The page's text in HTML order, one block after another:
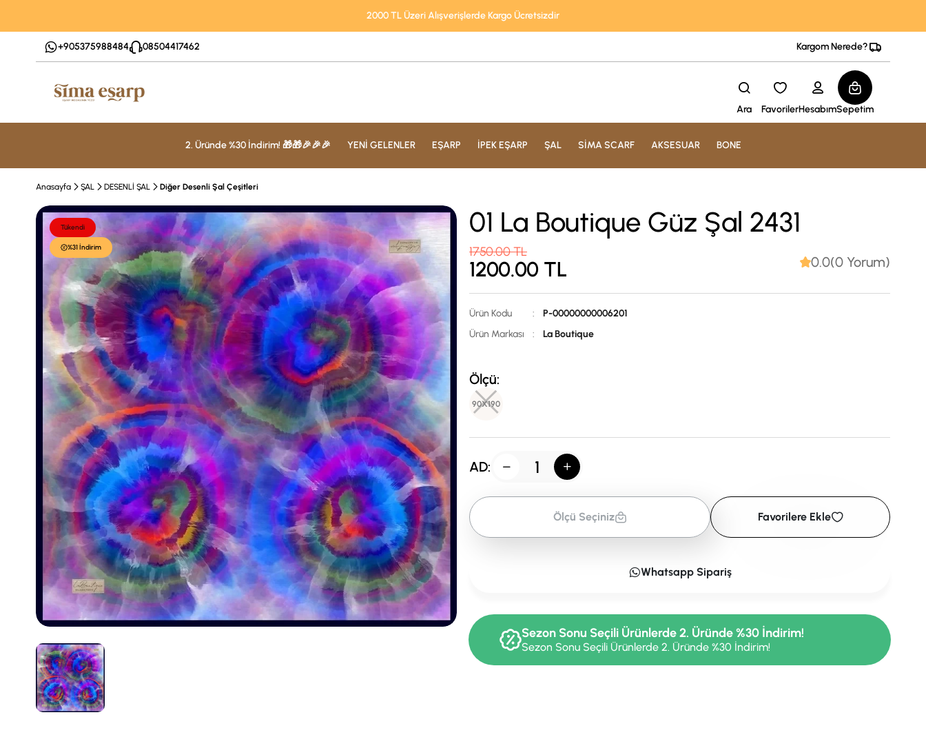
2000 TL Üzeri Alışverişlerde Kargo Ücretsizdir
+905375988484 08504417462 Kargom Nerede?
Ara FavorilerHesabımSepetim
2. Üründe %30 İndirim! 🎁🎁🎉🎉🎉 YENİ GELENLER EŞARP İPEK EŞARP ŞAL SİMA SCARF AKSESUAR BONE
Anasayfa ŞAL DESENLİ ŞAL Diğer Desenli Şal Çeşitleri
Tükendi
%31 İndirim
01 La Boutique Güz Şal 2431
1750.00TL
1200.00 TL 0.0(0 Yorum)
Ürün Kodu :
P-00000000006201
Ürün Markası
: La Boutique
Ölçü:
90X190
AD:
Ölçü Seçiniz Favorilere Ekle
Whatsapp Sipariş
Sezon Sonu Seçili Ürünlerde 2. Üründe %30 İndirim!
Sezon Sonu Seçili Ürünlerde 2. Üründe %30 İndirim!